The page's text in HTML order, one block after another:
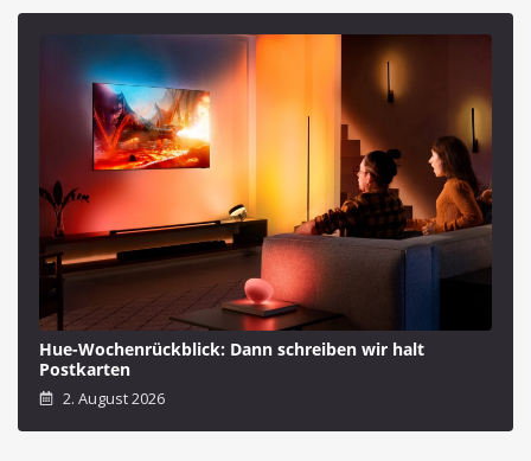
Hue-Wochenrückblick: Dann schreiben wir halt
Postkarten
2. August 2026